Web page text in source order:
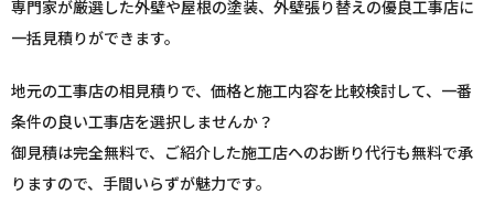
専門家が厳選した外壁や屋根の塗装、外壁張り替えの優良工事店に
一括見積りができます。
地元の工事店の相見積りで、価格と施工内容を比較検討して、一番
条件の良い工事店を選択しませんか？
御見積は完全無料で、ご紹介した施工店へのお断り代行も無料で承
りますので、手間いらずが魅力です。